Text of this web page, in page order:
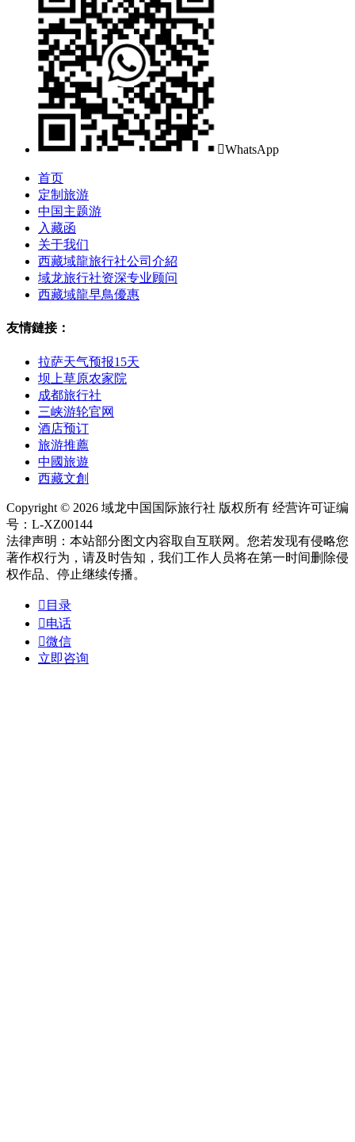
WhatsApp
首页
定制旅游
中国主题游
入藏函
关于我们
西藏域龍旅行社公司介紹
域龙旅行社资深专业顾问
西藏域龍早鳥優惠
友情鏈接：
拉萨天气预报15天
坝上草原农家院
成都旅行社
三峡游轮官网
酒店预订
旅游推薦
中國旅遊
西藏文創
Copyright © 2026 域龙中国国际旅行社 版权所有 经营许可证编
号：L-XZ00144
法律声明：本站部分图文内容取自互联网。您若发现有侵略您
著作权行为，请及时告知，我们工作人员将在第一时间删除侵
权作品、停止继续传播。
 目录
电话
微信
立即咨询